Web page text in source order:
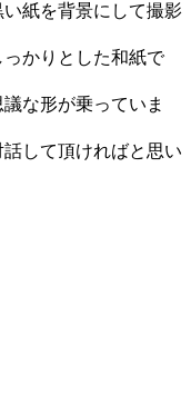
紙を背景にして撮影
かりとした和紙で
な形が乗っていま
して頂ければと思い